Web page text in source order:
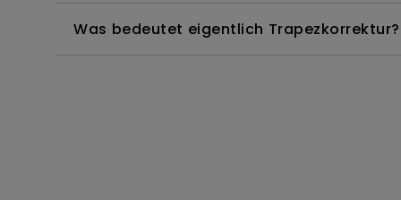
Was bedeutet eigentlich Trapezkorrektur?